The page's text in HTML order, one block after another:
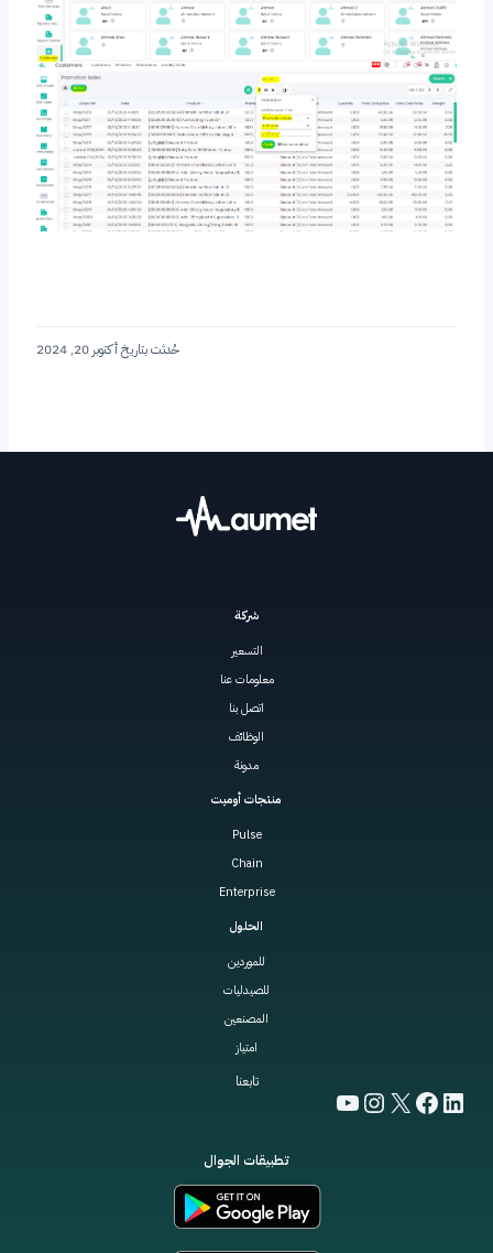
حُدثت بتاريخ أكتوبر 20, 2024
شركة
التسعير
معلومات عنا
اتصل بنا
الوظائف
مدونة
منتجات أوميت
Pulse
Chain
Enterprise
الحلول
للموردين
للصيدليات
المصنعين
امتياز
تابعنا
LinkedIn
Facebook
X
Instagram
YouTube
تطبيقات الجوال